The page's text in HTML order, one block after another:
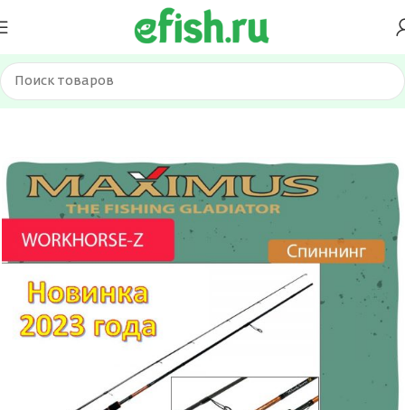
Главная Удилища Спиннинги